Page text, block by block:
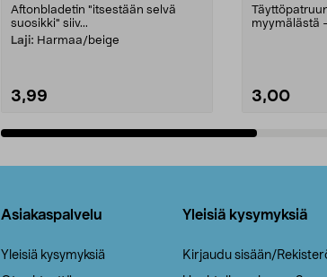
Aftonbladetin "itsestään selvä
suosikki" siiv...
Laji: Harmaa/beige
3,99
myymälästä
3,00
Asiakaspalvelu
Yleisiä kysymyksiä
Yleisiä kysymyksiä
Kirjaudu sisään/